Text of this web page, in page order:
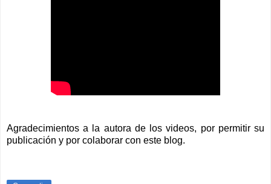
Agradecimientos a la autora de los videos, por permitir su
publicación y por colaborar con este blog.